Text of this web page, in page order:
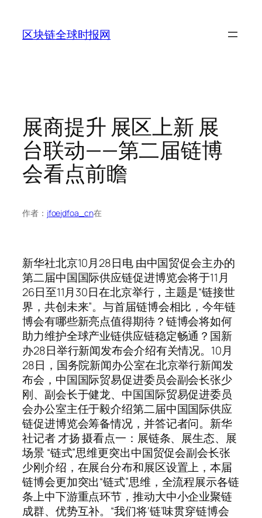
区块链全球时报网
展商提升 展区上新 展
台联动——第二届链博
会看点前瞻
作者： jfoejdfoa_cn在
新华社北京10月28日电 由中国贸促会主办的
第二届中国国际供应链促进博览会将于11月
26日至11月30日在北京举行，主题是“链接世
界，共创未来”。与首届链博会相比，今年链
博会有哪些新亮点值得期待？链博会将如何
助力维护全球产业链供应链稳定畅通？国新
办28日举行新闻发布会介绍有关情况。10月
28日，国务院新闻办公室在北京举行新闻发
布会，中国国际贸易促进委员会副会长张少
刚、副会长于健龙、中国国际贸易促进委员
会办公室主任于毅介绍第二届中国国际供应
链促进博览会筹备情况，并答记者问。新华
社记者 才扬 摄看点一：展链条、展生态、展
场景 “链式”思维更突出中国贸促会副会长张
少刚介绍，在展台分布和展区设置上，本届
链博会更加突出“链式”思维，全流程展示各链
条上中下游重点环节，推动大中小企业聚链
成群、优势互补。“我们将‘链’味贯穿链博会